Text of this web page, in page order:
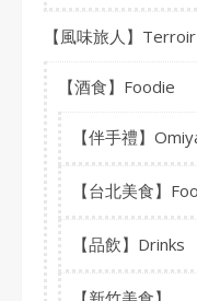
【風味旅人】Terroir
【酒食】Foodie
【伴手禮】
【台北美食】
【品飲】Drinks